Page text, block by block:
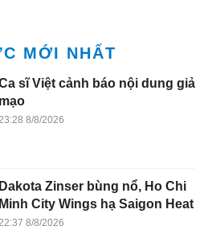
MỚI NHẤT
sĩ Việt cảnh báo nội dung giả
mạo
23:28 8/8/2026
Dakota Zinser bùng nổ, Ho Chi
Minh City Wings hạ Saigon Heat
8/8/2026